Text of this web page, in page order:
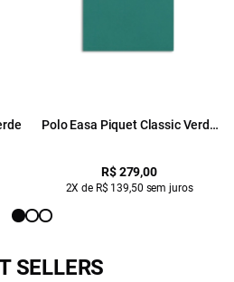
Polo Easa Piquet Classic Verde
R$ 279,00
2X de R$ 139,50 sem juros
SELLERS